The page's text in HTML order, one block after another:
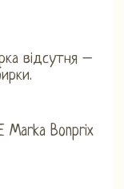
відсутня –